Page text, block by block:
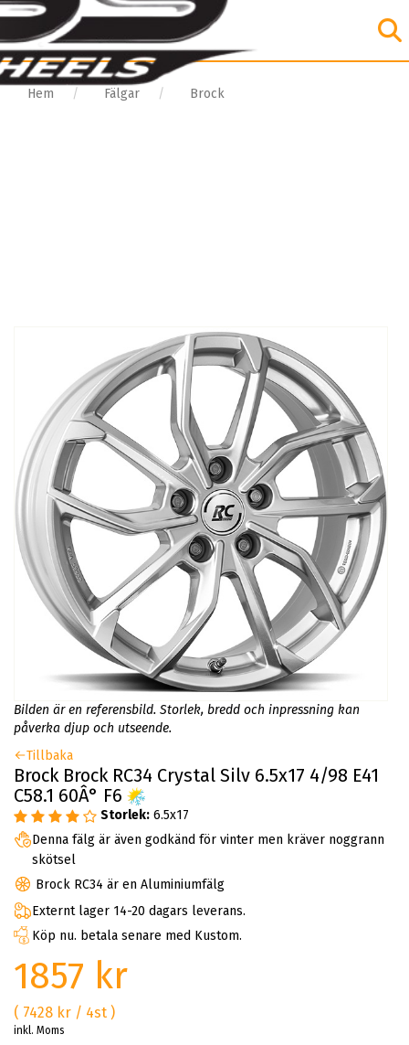
Hem Fälgar Brock
Bilden är en referensbild. Storlek, bredd och inpressning kan
påverka djup och utseende.
Tillbaka
Brock Brock RC34 Crystal Silv 6.5x17 4/98 E41
C58.1 60Â° F6
Storlek: 6.5x17
Denna fälg är även godkänd för vinter men kräver noggrann
skötsel
Brock RC34 är en Aluminiumfälg
Externt lager 14-20 dagars leverans.
Köp nu. betala senare med Kustom.
1857 kr
( 7428 kr / 4st )
inkl. Moms